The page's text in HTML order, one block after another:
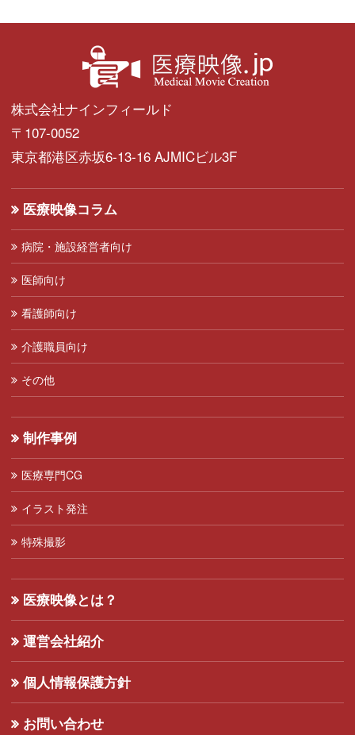
株式会社ナインフィールド
〒107-0052
東京都港区赤坂6-13-16 AJMICビル3F
医療映像コラム
病院・施設経営者向け
医師向け
看護師向け
介護職員向け
その他
制作事例
医療専門CG
イラスト発注
特殊撮影
医療映像とは？
運営会社紹介
個人情報保護方針
お問い合わせ